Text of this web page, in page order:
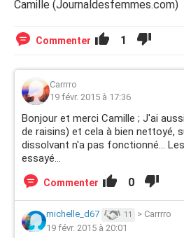
Camille (Journaldesfemmes.com)
Commenter 1
Carrrro
19 févr. 2015 à 17:36
Bonjour et merci Camille ; J'ai
de raisins) et cela à bien nettoyé,
dissolvant n'a pas fonctionné...
essayé...
Commenter 0
michelle_d67 11 > Carrrro
19 févr. 2015 à 20:01